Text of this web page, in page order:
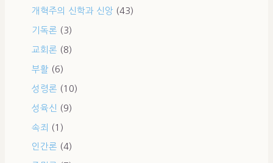
개혁주의 신학과 신앙 (43)
기독론 (3)
교회론 (8)
부활 (6)
성령론 (10)
성육신 (9)
속죄 (1)
인간론 (4)